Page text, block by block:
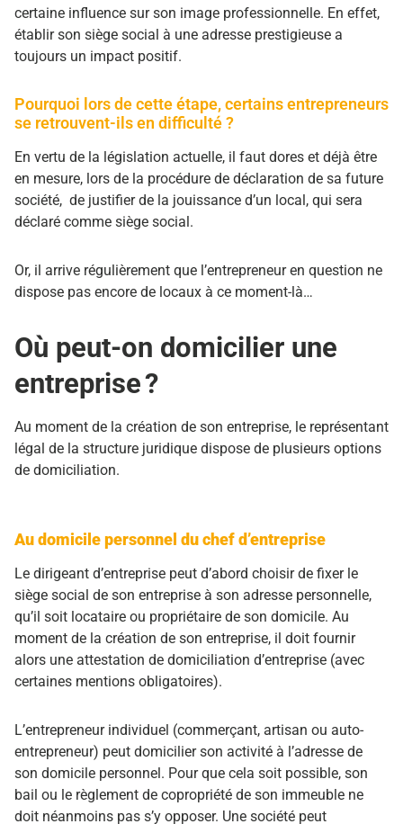
certaine influence sur son image professionnelle. En effet,
établir son siège social à une adresse prestigieuse a
toujours un impact positif.
Pourquoi lors de cette étape, certains entrepreneurs
se retrouvent-ils en difficulté ?
En vertu de la législation actuelle, il faut dores et déjà être
en mesure, lors de la procédure de déclaration de sa future
société, de justifier de la jouissance d’un local, qui sera
déclaré comme siège social.
Or, il arrive régulièrement que l’entrepreneur en question ne
dispose pas encore de locaux à ce moment-là…
Où peut-on domicilier une
entreprise ?
Au moment de la création de son entreprise, le représentant
légal de la structure juridique dispose de plusieurs options
de domiciliation.
Au domicile personnel du chef d’entreprise
Le dirigeant d’entreprise peut d’abord choisir de fixer le
siège social de son entreprise à son adresse personnelle,
qu’il soit locataire ou propriétaire de son domicile. Au
moment de la création de son entreprise, il doit fournir
alors une attestation de domiciliation d’entreprise (avec
certaines mentions obligatoires).
L’entrepreneur individuel (commerçant, artisan ou auto-
entrepreneur) peut domicilier son activité à l’adresse de
son domicile personnel. Pour que cela soit possible, son
bail ou le règlement de copropriété de son immeuble ne
doit néanmoins pas s’y opposer. Une société peut